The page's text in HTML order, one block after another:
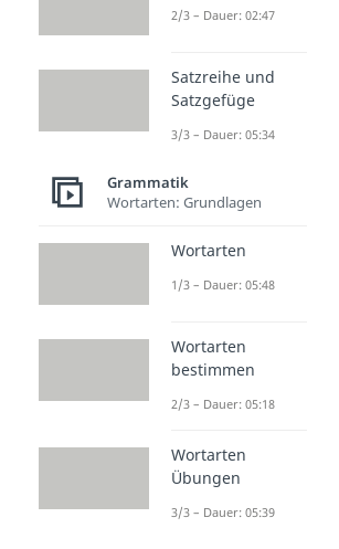
2/3 – Dauer: 02:47
Satzreihe und
Satzgefüge
3/3 – Dauer: 05:34
Grammatik
Wortarten: Grundlagen
Wortarten
1/3 – Dauer: 05:48
Wortarten
bestimmen
2/3 – Dauer: 05:18
Wortarten
Übungen
3/3 – Dauer: 05:39